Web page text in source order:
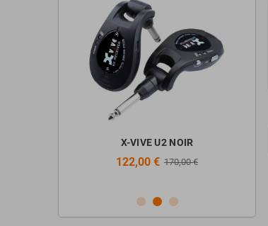
X-VIVE U2 NOIR
122,00 € 170,00 €